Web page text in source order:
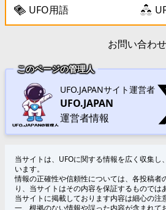
UFO用語
お問い合わせ
このページの管理人
UFO.JAPANサイト運営者
UFO.JAPAN
運営者情報
当サイトは、UFOに関する情報を広く収集し
います。
情報の正確性や信頼性については、各投稿者
り、当サイトはその内容を保証するものでは
当サイトに掲載しております内容は細心の注
一、根拠のない情報や誤った内容が含まれて